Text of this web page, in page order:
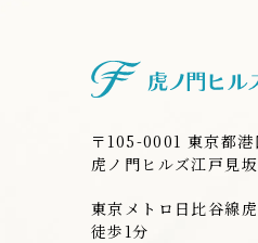
〒105-0001 東京都
虎ノ門ヒルズ江戸見
東京メトロ日比谷線
徒歩1分